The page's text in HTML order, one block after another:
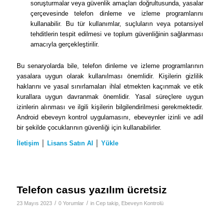
soruşturmalar veya güvenlik amaçları doğrultusunda, yasalar
çerçevesinde telefon dinleme ve izleme programlarını
kullanabilir. Bu tür kullanımlar, suçluların veya potansiyel
tehditlerin tespit edilmesi ve toplum güvenliğinin sağlanması
amacıyla gerçekleştirilir.
Bu senaryolarda bile, telefon dinleme ve izleme programlarının
yasalara uygun olarak kullanılması önemlidir. Kişilerin gizlilik
haklarını ve yasal sınırlamaları ihlal etmekten kaçınmak ve etik
kurallara uygun davranmak önemlidir. Yasal süreçlere uygun
izinlerin alınması ve ilgili kişilerin bilgilendirilmesi gerekmektedir.
Android ebeveyn kontrol uygulamasını, ebeveynler izinli ve adil
bir şekilde çocuklarının güvenliği için kullanabilirler.
İletişim Lisans Satın Al Yükle
Telefon casus yazılım ücretsiz
23 Mayıs 2023 / 0 Yorumlar / in Cep takip, Ebeveyn Kontrolü